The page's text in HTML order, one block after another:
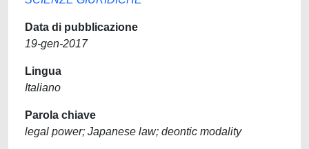
Data di pubblicazione
19-gen-2017
Lingua
Italiano
Parola chiave
legal power; Japanese law; deontic modality